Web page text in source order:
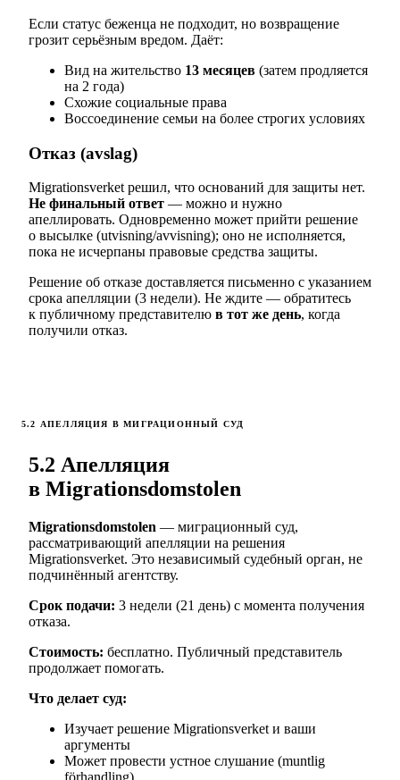
Если статус беженца не подходит, но возвращение
грозит серьёзным вредом. Даёт:
Вид на жительство 13 месяцев (затем продляется
на 2 года)
Схожие социальные права
Воссоединение семьи на более строгих условиях
Отказ (avslag)
Migrationsverket решил, что оснований для защиты нет.
Не финальный ответ — можно и нужно
апеллировать. Одновременно может прийти решение
о высылке (utvisning/avvisning); оно не исполняется,
пока не исчерпаны правовые средства защиты.
Решение об отказе доставляется письменно с указанием
срока апелляции (3 недели). Не ждите — обратитесь
к публичному представителю в тот же день, когда
получили отказ.
5.2 АПЕЛЛЯЦИЯ В МИГРАЦИОННЫЙ СУД
5.2 Апелляция
в Migrationsdomstolen
Migrationsdomstolen — миграционный суд,
рассматривающий апелляции на решения
Migrationsverket. Это независимый судебный орган, не
подчинённый агентству.
Срок подачи: 3 недели (21 день) с момента получения
отказа.
Стоимость: бесплатно. Публичный представитель
продолжает помогать.
Что делает суд:
Изучает решение Migrationsverket и ваши
аргументы
Может провести устное слушание (muntlig